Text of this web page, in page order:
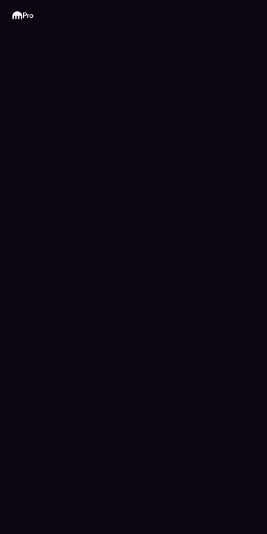
Kraken
Pro